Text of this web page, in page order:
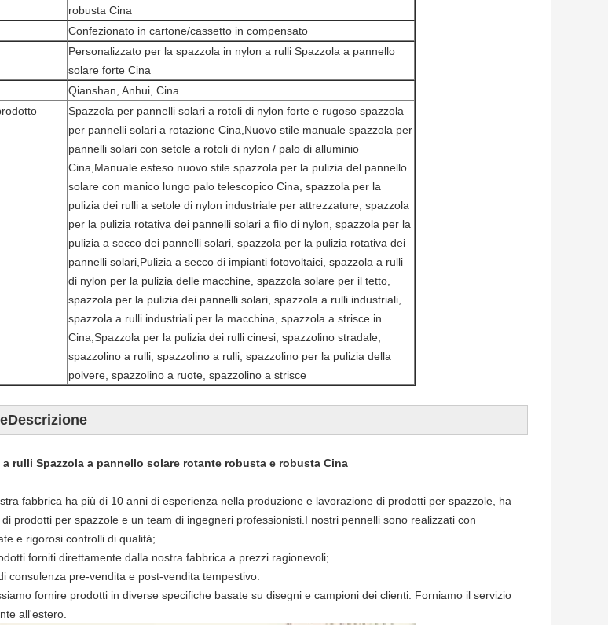
robusta Cina
Confezionato in cartone/cassetto in compensato
Personalizzato per la spazzola in nylon a rulli Spazzola a pannello
solare forte Cina
Qianshan, Anhui, Cina
Spazzola per pannelli solari a rotoli di nylon forte e rugoso spazzola
per pannelli solari a rotazione Cina,Nuovo stile manuale spazzola per
pannelli solari con setole a rotoli di nylon / palo di alluminio
Cina,Manuale esteso nuovo stile spazzola per la pulizia del pannello
solare con manico lungo palo telescopico Cina, spazzola per la
pulizia dei rulli a setole di nylon industriale per attrezzature, spazzola
per la pulizia rotativa dei pannelli solari a filo di nylon, spazzola per la
pulizia a secco dei pannelli solari, spazzola per la pulizia rotativa dei
pannelli solari,Pulizia a secco di impianti fotovoltaici, spazzola a rulli
di nylon per la pulizia delle macchine, spazzola solare per il tetto,
spazzola per la pulizia dei pannelli solari, spazzola a rulli industriali,
spazzola a rulli industriali per la macchina, spazzola a strisce in
Cina,Spazzola per la pulizia dei rulli cinesi, spazzolino stradale,
spazzolino a rulli, spazzolino a rulli, spazzolino per la pulizia della
polvere, spazzolino a ruote, spazzolino a strisce
Descrizione
rulli Spazzola a pannello solare rotante robusta e robusta Cina
fabbrica ha più di 10 anni di esperienza nella produzione e lavorazione di prodotti per spazzole, ha
prodotti per spazzole e un team di ingegneri professionisti.I nostri pennelli sono realizzati con
e rigorosi controlli di qualità;
forniti direttamente dalla nostra fabbrica a prezzi ragionevoli;
consulenza pre-vendita e post-vendita tempestivo.
fornire prodotti in diverse specifiche basate su disegni e campioni dei clienti. Forniamo il servizio
all'estero.